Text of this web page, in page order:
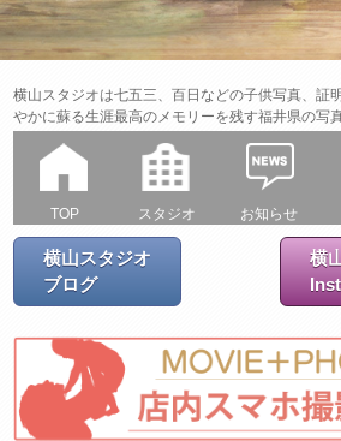
横山スタジオは七五三、百日などの子供写真、証
やかに蘇る生涯最高のメモリーを残す福井県の写
TOP スタジオ お知らせ
横山スタジオ
ブログ
横